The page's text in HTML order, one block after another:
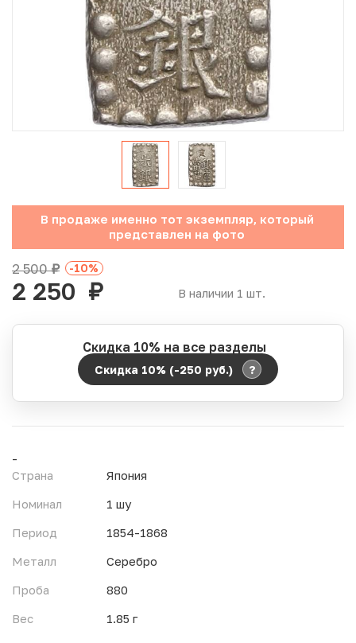
Юбилейные монеты Банка России (с 1999 года)
Памятные и инвестиционные монеты СССР и России
Иностранные монеты
Неофициальные выпуски монет (Unusual)
Античные и средневековые монеты
Наборы монет
Инвестиционные монеты
В продаже именно тот экземпляр, который
представлен на фото
В наличии 1 шт.
2 500руб. -10%
2 250 руб.
Скидка 10% на все разделы
Скидка 10% (-250 руб.) ?
Период действия акции:
Время до окончания:
-
Страна
Япония
Номинал
1 шу
Период
1854-1868
Металл
Серебро
Проба
880
Вес
1.85 г